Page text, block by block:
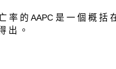
率 的 AAPC 是 一 個 概 括
出 。